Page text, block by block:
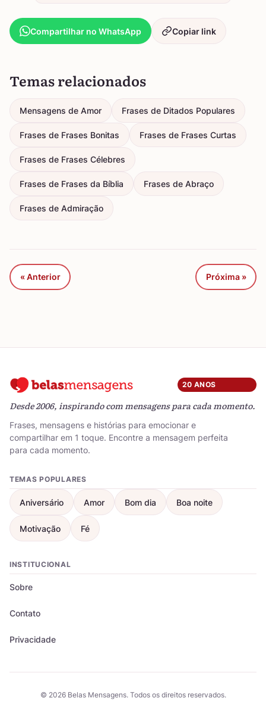
Compartilhar no WhatsApp Copiar link
Temas relacionados
Mensagens de Amor Frases de Ditados Populares
Frases de Frases Bonitas Frases de Frases Curtas
Frases de Frases Célebres
Frases de Frases da Bíblia Frases de Abraço
Frases de Admiração
« Anterior Próxima »
20 ANOS
Desde 2006, inspirando com mensagens para cada momento.
Frases, mensagens e histórias para emocionar e
compartilhar em 1 toque. Encontre a mensagem perfeita
para cada momento.
TEMAS POPULARES
Aniversário Amor Bom dia Boa noite
Motivação Fé
INSTITUCIONAL
Sobre
Contato
Privacidade
© 2026 Belas Mensagens. Todos os direitos reservados.